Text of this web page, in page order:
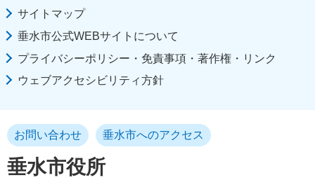
サイトマップ
垂水市公式WEBサイトについて
プライバシーポリシー・免責事項・著作権・リンク
ウェブアクセシビリティ方針
垂水市役所
お問い合わせ 垂水市へのアクセス